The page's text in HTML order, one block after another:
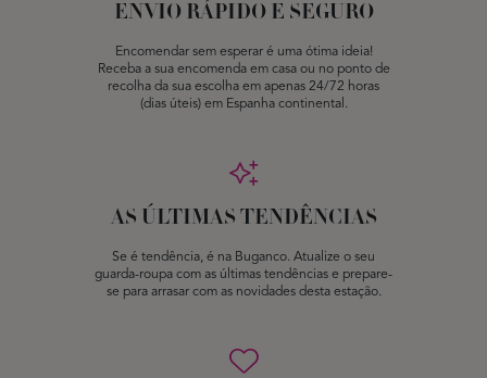
ENVIO RÁPIDO E SEGURO
Encomendar sem esperar é uma ótima ideia!
Receba a sua encomenda em casa ou no ponto de
recolha da sua escolha em apenas 24/72 horas
(dias úteis) em Espanha continental.
AS ÚLTIMAS TENDÊNCIAS
Se é tendência, é na Buganco. Atualize o seu
guarda-roupa com as últimas tendências e prepare-
se para arrasar com as novidades desta estação.